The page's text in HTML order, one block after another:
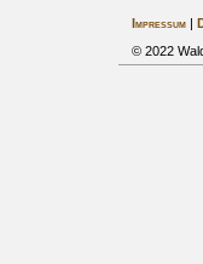
Impressum|
© 2022